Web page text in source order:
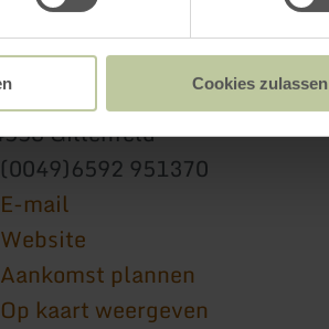
Cookies zulassen
E-Bike Ladesäule
Markt 2
Gillenfeld
(0049)6592 951370
E-mail
Website
Aankomst plannen
Op kaart weergeven